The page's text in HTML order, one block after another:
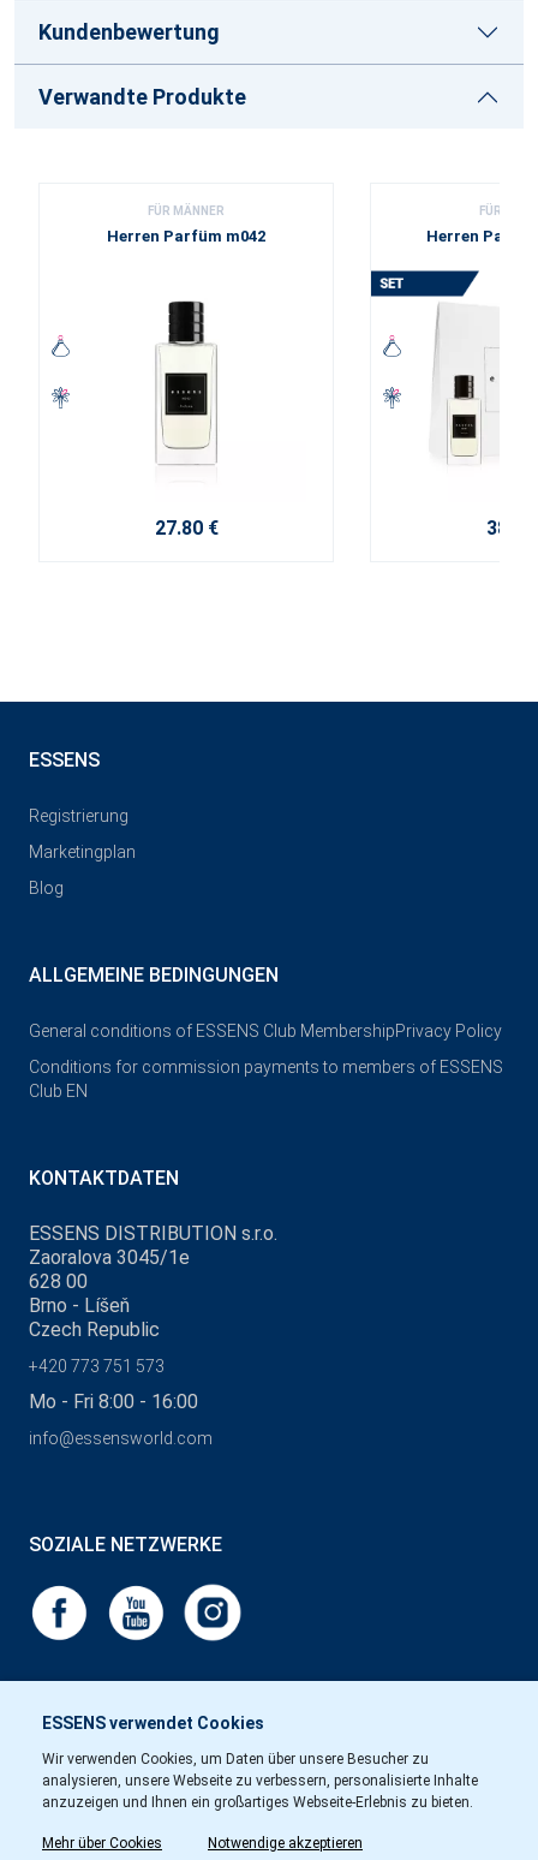
Kundenbewertung
Verwandte Produkte
FÜR MÄNNER
Herren Parfüm m042
27.80 €
FÜR
Herren
38.10
ESSENS verwendet Cookies
Wir verwenden Cookies, um Daten über unsere Besucher zu
analysieren, unsere Webseite zu verbessern, personalisierte Inhalte
anzuzeigen und Ihnen ein großartiges Webseite-Erlebnis zu bieten.
Mehr über Cookies Notwendige akzeptieren
ESSENS
Registrierung
Marketingplan
Blog
ALLGEMEINE BEDINGUNGEN
General conditions of ESSENS Club MembershipPrivacy Policy
Conditions for commission payments to members of ESSENS
Club EN
KONTAKTDATEN
ESSENS DISTRIBUTION s.r.o.
Zaoralova 3045/1e
628 00
Brno - Líšeň
Czech Republic
+420 773 751 573
Mo - Fri 8:00 - 16:00
info@essensworld.com
SOZIALE NETZWERKE